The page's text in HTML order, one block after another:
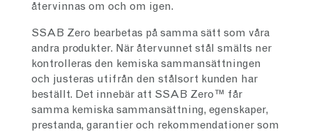
återvinnas om och om igen.
SSAB Zero bearbetas på samma sätt som våra
andra produkter. När återvunnet stål smälts ner
kontrolleras den kemiska sammansättningen
och justeras utifrån den stålsort kunden har
beställt. Det innebär att SSAB Zero™ får
samma kemiska sammansättning, egenskaper,
prestanda, garantier och rekommendationer som